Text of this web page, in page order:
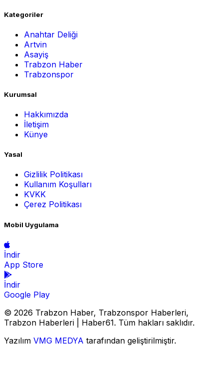
Kategoriler
Anahtar Deliği
Artvin
Asayiş
Trabzon Haber
Trabzonspor
Kurumsal
Hakkımızda
İletişim
Künye
Yasal
Gizlilik Politikası
Kullanım Koşulları
KVKK
Çerez Politikası
Mobil Uygulama
İndir
App Store
İndir
Google Play
© 2026 Trabzon Haber, Trabzonspor Haberleri,
Trabzon Haberleri | Haber61. Tüm hakları saklıdır.
Yazılım VMG MEDYA tarafından geliştirilmiştir.